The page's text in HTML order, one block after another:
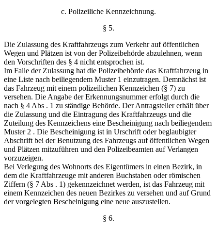
c. Polizeiliche Kennzeichnung.
§ 5.
Die Zulassung des Kraftfahrzeugs zum Verkehr auf öffentlichen
Wegen und Plätzen ist von der Polizeibehörde abzulehnen, wenn
den Vorschriften des § 4 nicht entsprochen ist.
Im Falle der Zulassung hat die Polizeibehörde das Kraftfahrzeug in
eine Liste nach beiliegendem Muster 1 einzutragen. Demnächst ist
das Fahrzeug mit einem polizeilichen Kennzeichen (§ 7) zu
versehen. Die Angabe der Erkennungsnummer erfolgt durch die
nach § 4 Abs . 1 zu ständige Behörde. Der Antragsteller erhält über
die Zulassung und die Eintragung des Kraftfahrzeugs und die
Zuteilung des Kennzeichens eine Bescheinigung nach beiliegendem
Muster 2 . Die Bescheinigung ist in Urschrift oder beglaubigter
Abschrift bei der Benutzung des Fahrzeugs auf öffentlichen Wegen
und Plätzen mitzuführen und den Polizeibeamten auf Verlangen
vorzuzeigen.
Bei Verlegung des Wohnorts des Eigentümers in einen Bezirk, in
dem die Kraftfahrzeuge mit anderen Buchstaben oder römischen
Ziffern (§ 7 Abs . 1) gekennzeichnet werden, ist das Fahrzeug mit
einem Kennzeichen des neuen Bezirkes zu versehen und auf Grund
der vorgelegten Bescheinigung eine neue auszustellen.
§ 6.